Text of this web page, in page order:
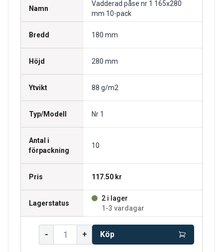
Namn
Vadderad påse nr 1 165x280
mm 10-pack
Bredd 180 mm
Höjd 280 mm
Ytvikt 88 g/m2
Typ/Modell Nr 1
Antal i
förpackning
10
Pris 117.50 kr
Lagerstatus
2 i lager
1-3 vardagar
- + Köp